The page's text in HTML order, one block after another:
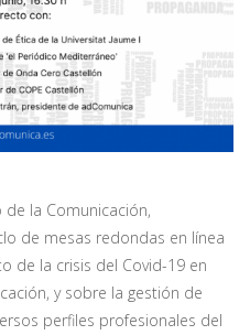
la Comunicación,
de mesas redondas en línea
de la crisis del Covid-19 en
y sobre la gestión de
perfiles profesionales del